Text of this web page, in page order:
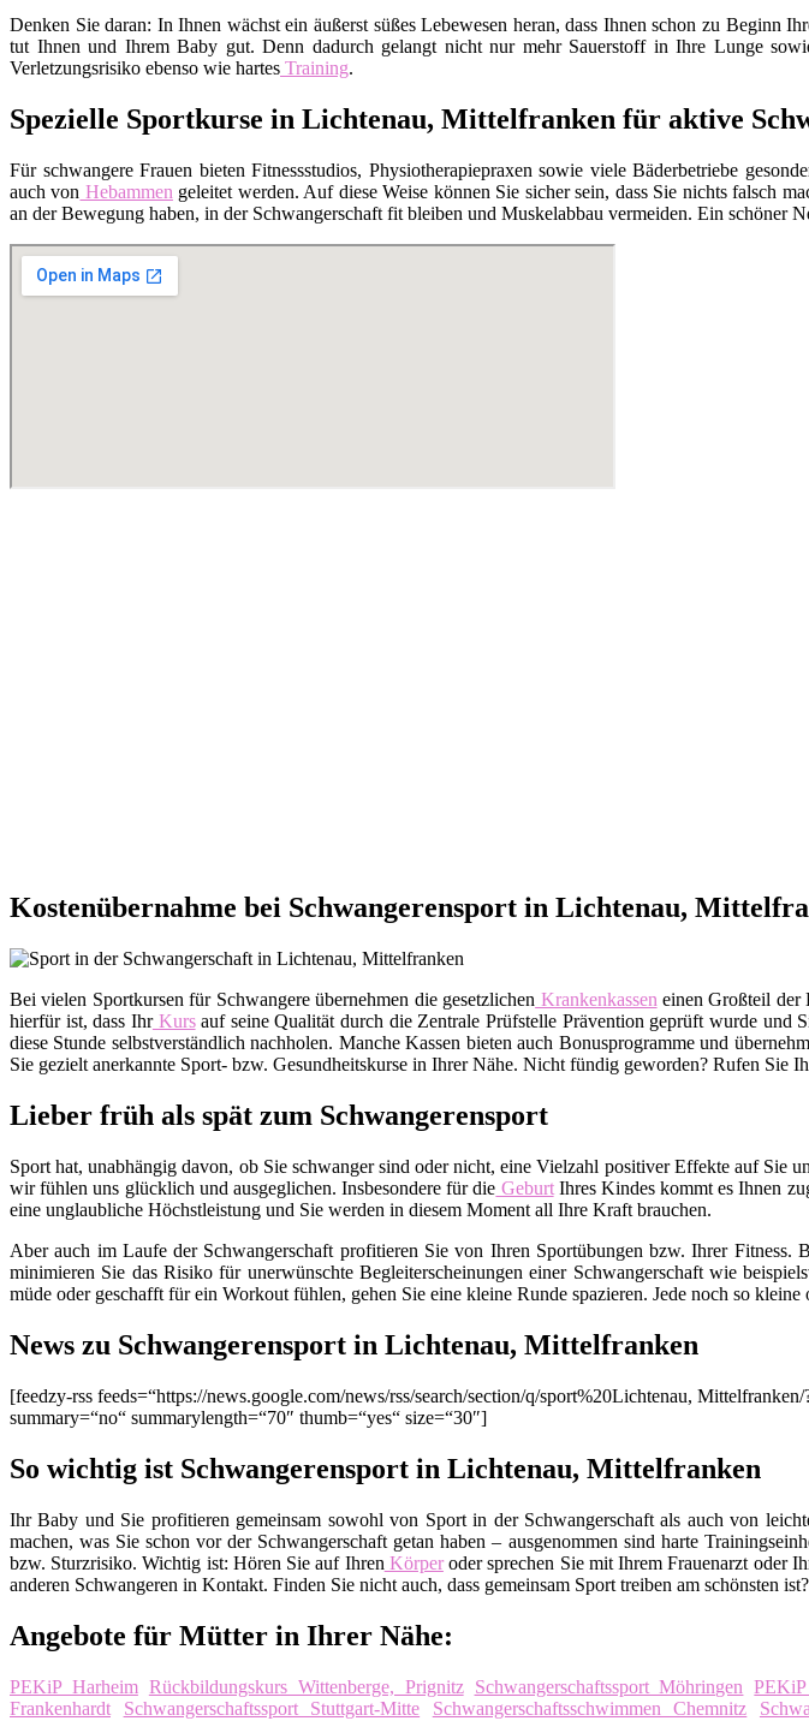
Denken Sie daran: In Ihnen wächst ein äußerst süßes Lebewesen heran, dass Ihnen schon zu
tut Ihnen und Ihrem Baby gut. Denn dadurch gelangt nicht nur mehr Sauerstoff in Ihre Lunge
Verletzungsrisiko ebenso wie hartes Training.
Spezielle Sportkurse in Lichtenau, Mittelfranken für aktive
Für schwangere Frauen bieten Fitnessstudios, Physiotherapiepraxen sowie viele Bäderbetriebe
auch von Hebammen geleitet werden. Auf diese Weise können Sie sicher sein, dass Sie nichts falsch
an der Bewegung haben, in der Schwangerschaft fit bleiben und Muskelabbau vermeiden. Ein schöner
Kostenübernahme bei Schwangerensport in Lichtenau,
Bei vielen Sportkursen für Schwangere übernehmen die gesetzlichen Krankenkassen einen Großteil der
hierfür ist, dass IhrKursauf seine Qualität durch die Zentrale Prüfstelle Prävention geprüft wurde und
diese Stunde selbstverständlich nachholen. Manche Kassen bieten auch Bonusprogramme und
Sie gezielt anerkannte Sport- bzw. Gesundheitskurse in Ihrer Nähe. Nicht fündig geworden? Rufen Sie
Lieber früh als spät zum Schwangerensport
Sport hat, unabhängig davon, ob Sie schwanger sind oder nicht, eine Vielzahl positiver Effekte auf Sie
wir fühlen uns glücklich und ausgeglichen. Insbesondere für die GeburtIhres Kindes kommt es Ihnen
eine unglaubliche Höchstleistung und Sie werden in diesem Moment all Ihre Kraft brauchen.
Aber auch im Laufe der Schwangerschaft profitieren Sie von Ihren Sportübungen bzw. Ihrer
minimieren Sie das Risiko für unerwünschte Begleiterscheinungen einer Schwangerschaft wie
müde oder geschafft für ein Workout fühlen, gehen Sie eine kleine Runde spazieren. Jede noch so
News zu Schwangerensport in Lichtenau, Mittelfranken
[feedzy-rss feeds=“https://news.google.com/news/rss/search/section/q/sport%20Lichtenau,
summary=“no“ summarylength=“70″ thumb=“yes“ size=“30″]
So wichtig ist Schwangerensport in Lichtenau, Mittelfranken
Ihr Baby und Sie profitieren gemeinsam sowohl von Sport in der Schwangerschaft als auch von
machen, was Sie schon vor der Schwangerschaft getan haben – ausgenommen sind harte
bzw. Sturzrisiko. Wichtig ist: Hören Sie auf Ihren Körperoder sprechen Sie mit Ihrem Frauenarzt oder
anderen Schwangeren in Kontakt. Finden Sie nicht auch, dass gemeinsam Sport treiben am schönsten ist?
Angebote für Mütter in Ihrer Nähe:
PEKiP Harheim Rückbildungskurs Wittenberge, Prignitz Schwangerschaftssport Möhringen
Frankenhardt
Schwangerschaftssport Stuttgart-Mitte Schwangerschaftsschwimmen Chemnitz